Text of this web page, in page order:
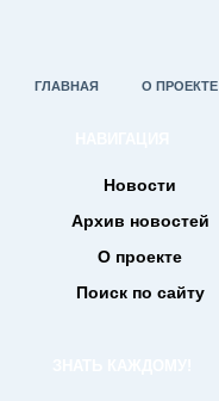
ГЛАВНАЯ О ПРОЕКТЕ
Новости
Архив новостей
О проекте
Поиск по сайту